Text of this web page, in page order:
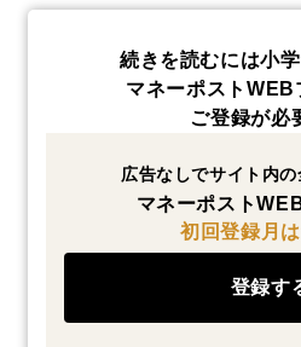
続きを読むには小
マネーポストWEB
ご登録が必
広告なしでサイト内
マネーポスト
初回登録月は
登録す